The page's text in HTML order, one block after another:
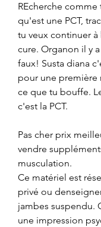
REcherche comme
qu'est une PCT,
tu veux continuer à
cure. Organon il y
faux! Susta diana
pour une première
ce que tu bouffe.
c'est la PCT.
Pas cher prix
vendre
musculation.
Ce matériel est
privé ou
jambes suspendu.
une impression